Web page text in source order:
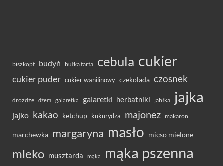
biszkopt budyń bułka tarta cebula cukier
cukier puder cukier wanilinowy czekolada czosnek
drożdże dżem galaretka galaretki herbatniki jabłka jajka
jajko kakao ketchup kukurydza majonez makaron
marchewka margaryna masło mięso mielone
mleko musztarda mąka mąka pszenna